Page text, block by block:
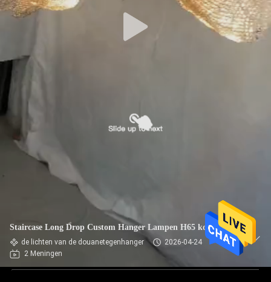
Staircase Long Drop Custom Hanger Lampen H65 koper
de lichten van de douanetegenhanger
2026-04-24
2 Meningen